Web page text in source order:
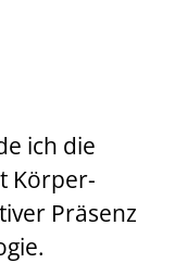
ich die
Körper-
Präsenz